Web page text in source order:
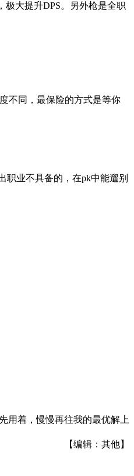
大提升DPS。另外枪是全职
不同，最保险的方式是等你
职业不具备的，在pk中能遛别
用着，慢慢再往我的最优解上
【编辑：其他】